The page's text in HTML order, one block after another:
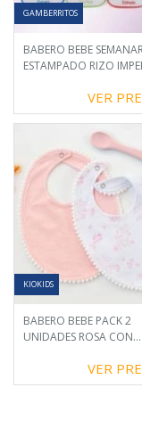
GAMBERRITOS
BABERO BEBE
ESTAMPADO RIZO
VER
KIOKIDS
BABERO BEBE PACK 2
UNIDADES ROSA CON
VER